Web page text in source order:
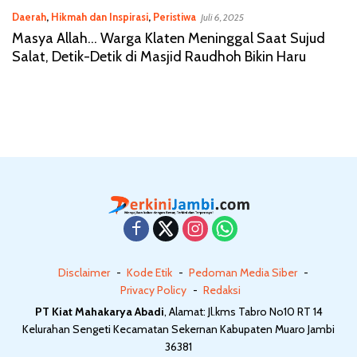
Daerah, Hikmah dan Inspirasi, Peristiwa Juli 6, 2025
Masya Allah… Warga Klaten Meninggal Saat Sujud
Salat, Detik-Detik di Masjid Raudhoh Bikin Haru
Disclaimer Kode Etik
Pedoman Media Siber
Privacy Policy
Redaksi
PT Kiat Mahakarya Abadi, Alamat: Jl.kms Tabro No10 RT 14
Kelurahan Sengeti Kecamatan Sekernan Kabupaten Muaro Jambi
36381